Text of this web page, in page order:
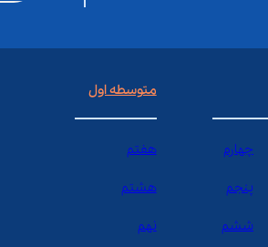
چهارم
پنجم
ششم
متوسطه اول
هفتم
هشتم
نهم